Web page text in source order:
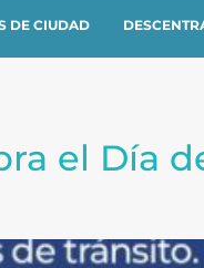
DE CIUDAD
el Día